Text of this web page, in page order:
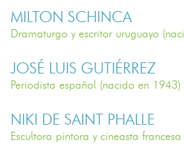
MILTON SCHINCA
Dramaturgo y escritor uruguayo
JOSÉ LUIS GUTIÉRREZ
Periodista español (nacido en 1943)
NIKI DE SAINT PHALLE
Escultora pintora y cineasta